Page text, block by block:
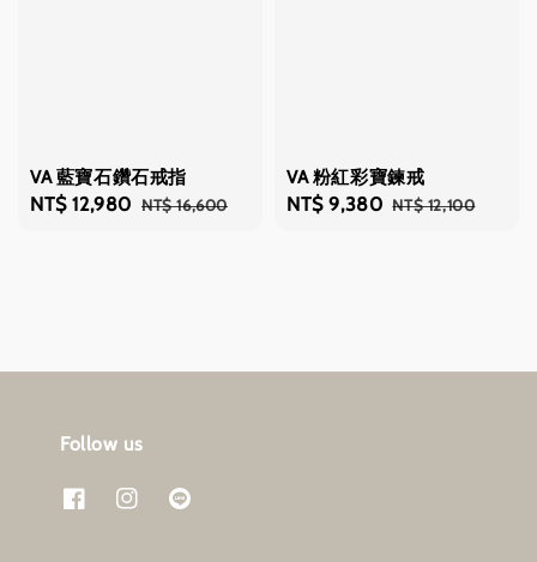
VA 藍寶石鑽石戒指
Sale
NT$ 12,980 Regular
NT$ 16,600
VA 粉紅彩寶鍊戒
Sale
NT$ 9,380 Regular
NT$ 12,100
Follow us